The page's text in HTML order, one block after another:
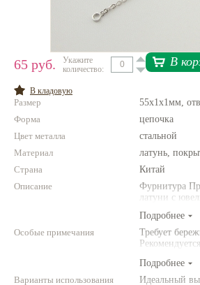
Бисер TOHO
Всё для вышивки
Натуральные камни
Фотофорум
65 руб.
Укажите
количество:
В
В кладовую
Размер
55х1х1мм,
Форма
цепочка
Цвет металла
стальной
Материал
латунь,
Страна
Китай
Описание
Фурнитура
латуни с
Подробнее
Особые примечания
Требует
Подробнее
Варианты использования
Идеальный